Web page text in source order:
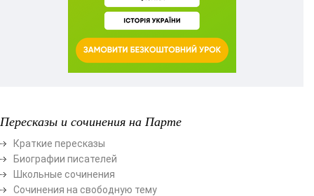
Пересказы и сочинения на Парте
Краткие пересказы
Биографии писателей
Школьные сочинения
Сочинения на свободную тему